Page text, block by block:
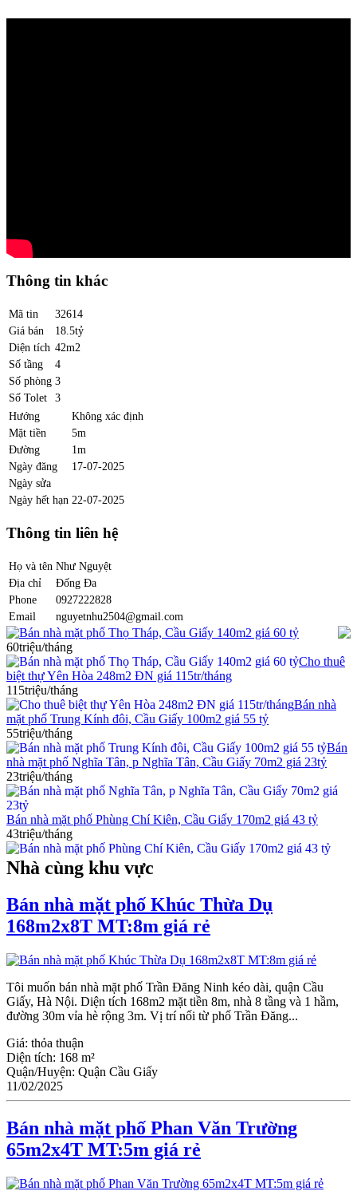
Thông tin khác
Mã tin
32614
Giá bán
18.5tỷ
Diện tích 42m2
Số tầng
4
Số phòng 3
Số Tolet
3
Hướng
Không xác định
Mặt tiền
5m
Đường
1m
Ngày đăng
17-07-2025
Ngày sửa
Ngày hết hạn 22-07-2025
Thông tin liên hệ
Họ và tên Như Nguyệt
Địa chỉ
Đống Đa
Phone
0927222828
Email
nguyetnhu2504@gmail.com
Bán nhà mặt phố Thọ Tháp, Cầu Giấy 140m2 giá 60 tỷ
60triệu/tháng
Cho thuê
biệt thự Yên Hòa 248m2 ĐN giá 115tr/tháng
115triệu/tháng
Bán nhà
mặt phố Trung Kính đôi, Cầu Giấy 100m2 giá 55 tỷ
55triệu/tháng
Bán
nhà mặt phố Nghĩa Tân, p Nghĩa Tân, Cầu Giấy 70m2 giá 23tỷ
23triệu/tháng
Bán nhà mặt phố Phùng Chí Kiên, Cầu Giấy 170m2 giá 43 tỷ
43triệu/tháng
Nhà cùng khu vực
Bán nhà mặt phố Khúc Thừa Dụ
168m2x8T MT:8m giá rẻ
Tôi muốn bán nhà mặt phố Trần Đăng Ninh kéo dài, quận Cầu
Giấy, Hà Nội. Diện tích 168m2 mặt tiền 8m, nhà 8 tầng và 1 hầm,
đường 30m vỉa hè rộng 3m. Vị trí nối từ phố Trần Đăng...
Giá: thỏa thuận
Diện tích: 168 m²
Quận/Huyện: Quận Cầu Giấy
11/02/2025
Bán nhà mặt phố Phan Văn Trường
65m2x4T MT:5m giá rẻ